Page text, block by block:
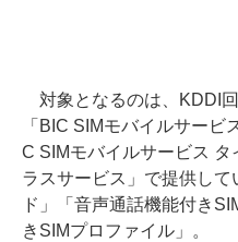
対象となるのは、KDDI
「BIC SIMモバイルサービ
C SIMモバイルサービス
ラスサービス」で提供し
ド」「音声通話機能付き
きSIMプロファイル」。